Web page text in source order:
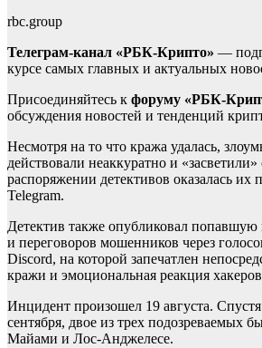
rbc.group
Телеграм-канал «РБК-Крипто» —
курсе самых главных и актуальных
Присоединяйтесь к форуму «РБК-
обсуждения новостей и тенденций
Несмотря на то что кража удалась,
действовали неаккуратно и
распоряжении детективов оказалась их
Telegram.
Детектив также опубликовал попавшую
и переговоров мошенников через
Discord, на которой запечатлен
кражи и эмоциональная реакция
Инцидент произошел 19 августа.
сентября, двое из трех подозреваемых
Майами и Лос-Анджелесе.